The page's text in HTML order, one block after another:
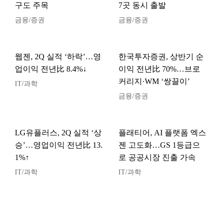
구도 주목
금융/증권
7곳 동시 출발
금융/증권
웹젠, 2Q 실적 ‘하락’…영
업이익 전년比 8.4%↓
IT/과학
한국투자증권, 상반기 순
이익 전년比 70%…브로
커리지·WM ‘쌍끌이’
금융/증권
LG유플러스, 2Q 실적 ‘상
승’…영업이익 전년比 13.
1%↑
IT/과학
플래티어, AI 플랫폼 엑스
젠 고도화…GS 1등급으
로 공공시장 진출 가속
IT/과학